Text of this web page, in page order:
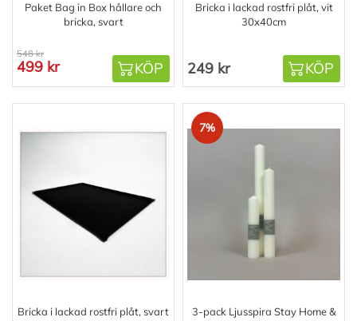
Paket Bag in Box hållare och
bricka, svart
548 kr
499 kr KÖP
Bricka i lackad rostfri plåt, vit
30x40cm
249 kr KÖP
Bricka i lackad rostfri plåt, svart
7%
3-pack Ljusspira Stay Home &